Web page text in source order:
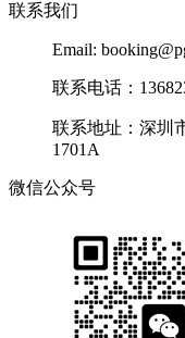
联系我们
Email:
联系电话：
联系地址：深圳
1701A
微信公众号